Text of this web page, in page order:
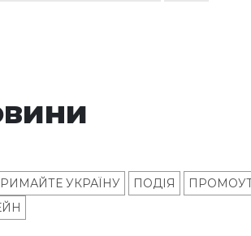
УКРАЇНУ ПОДІЯ